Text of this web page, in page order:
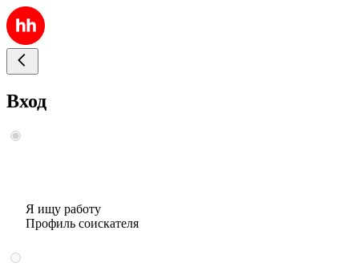
Вход
Я ищу работу
Профиль соискателя